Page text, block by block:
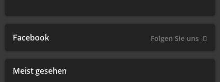
Meist gesehen
Facebook Folgen Sie uns